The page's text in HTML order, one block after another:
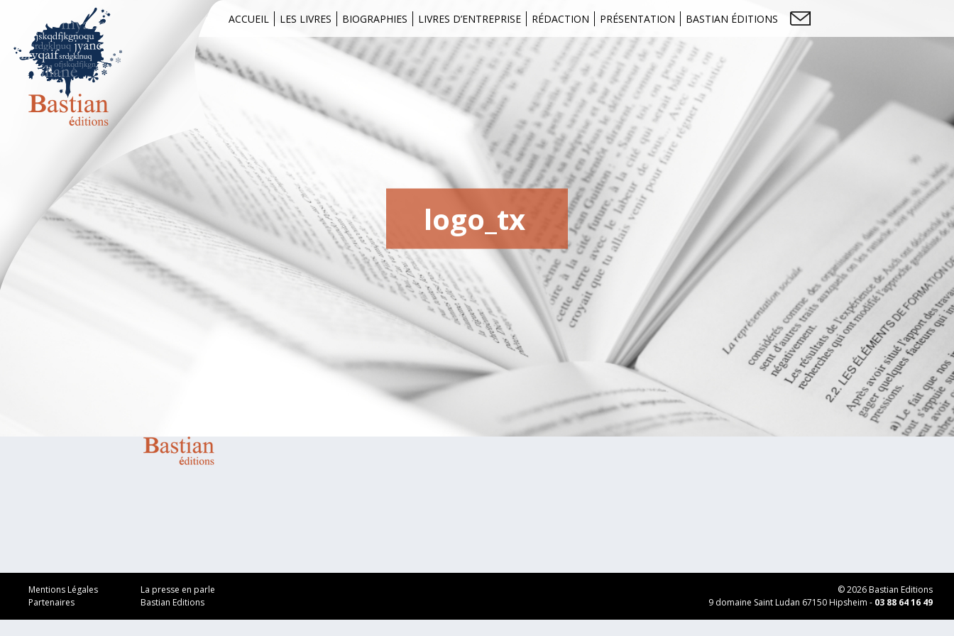
ACCUEIL LES LIVRES BIOGRAPHIES LIVRES D’ENTREPRISE RÉDACTION PRÉSENTATION BASTIAN ÉDITIONS
logo_tx
Mentions Légales
Partenaires
La presse en parle
Bastian Editions
© 2026 Bastian Editions
9 domaine Saint Ludan 67150 Hipsheim - 03 88 64 16 49